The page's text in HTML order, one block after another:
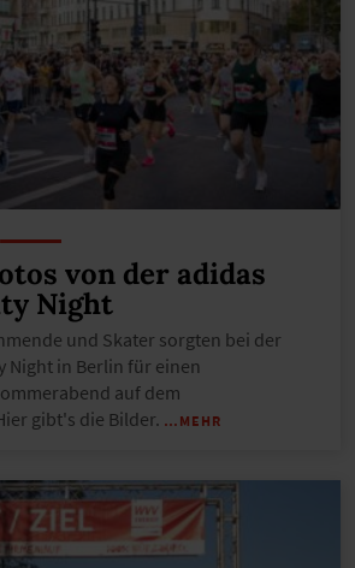
von der adidas
Night
und Skater sorgten bei der
Night in Berlin für einen
auf dem
gibt's die Bilder. …MEHR